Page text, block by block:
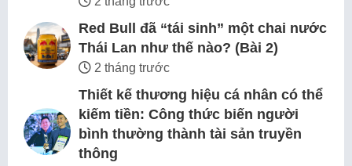
Red Bull đã “tái sinh” một chai nước
Thái Lan như thế nào? (Bài 2)
2 tháng trước
Thiết kế thương hiệu cá nhân có thể
kiếm tiền: Công thức biến người
bình thường thành tài sản truyền
thông